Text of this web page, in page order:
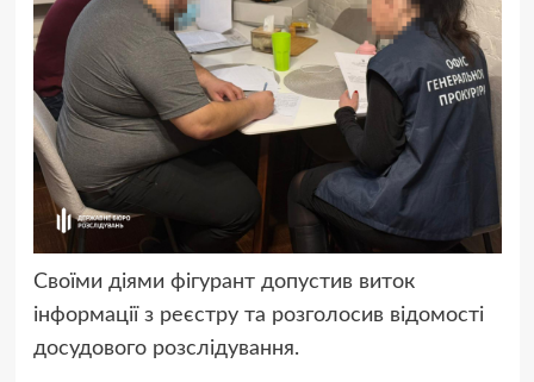
Своїми діями фігурант допустив виток
інформації з реєстру та розголосив відомості
досудового розслідування.